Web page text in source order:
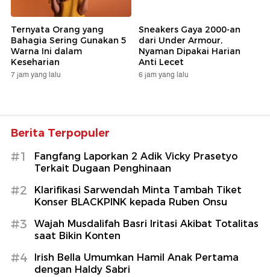
Ternyata Orang yang
Bahagia Sering Gunakan 5
Warna Ini dalam
Keseharian
7 jam yang lalu
Sneakers Gaya 2000-an
dari Under Armour,
Nyaman Dipakai Harian
Anti Lecet
6 jam yang lalu
Berita Terpopuler
#1
Fangfang Laporkan 2 Adik Vicky Prasetyo
Terkait Dugaan Penghinaan
#2
Klarifikasi Sarwendah Minta Tambah Tiket
Konser BLACKPINK kepada Ruben Onsu
#3
Wajah Musdalifah Basri Iritasi Akibat Totalitas
saat Bikin Konten
#4
Irish Bella Umumkan Hamil Anak Pertama
dengan Haldy Sabri